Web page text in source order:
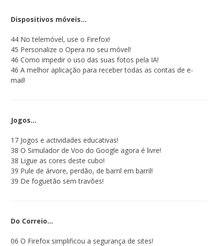
Dispositivos móveis…
44 No telemóvel, use o Firefox!
45 Personalize o Opera no seu móvel!
46 Como impedir o uso das suas fotos pela IA!
46 A melhor aplicação para receber todas as contas de e-
mail!
Jogos…
17 Jogos e actividades educativas!
38 O Simulador de Voo do Google agora é livre!
38 Ligue as cores deste cubo!
39 Pule de árvore, perdão, de barril em barril!
39 De foguetão sem travões!
Do Correio…
06 O Firefox simplificou a segurança de sites!